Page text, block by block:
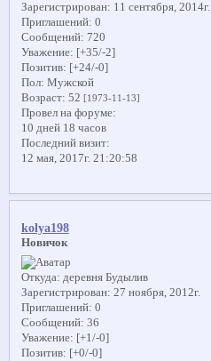
Зарегистрирован: 11 сентября, 2014г.
Приглашений: 0
Сообщений: 720
Уважение: [+35/-2]
Позитив: [+24/-0]
Пол: Мужской
Возраст: 52 [1973-11-13]
Провел на форуме:
10 дней 18 часов
Последний визит:
12 мая, 2017г. 21:20:58
kolya198
Новичок
Откуда: деревня Будылив
Зарегистрирован: 27 ноября, 2012г.
Приглашений: 0
Сообщений: 36
Уважение: [+1/-0]
Позитив: [+0/-0]